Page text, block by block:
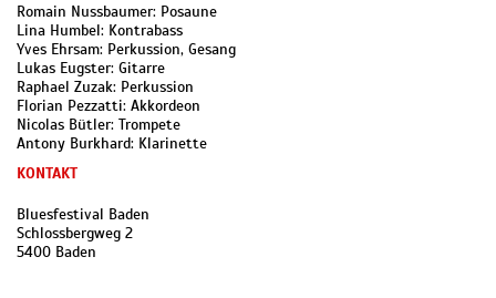
Romain Nussbaumer: Posaune
Lina Humbel: Kontrabass
Yves Ehrsam: Perkussion, Gesang
Lukas Eugster: Gitarre
Raphael Zuzak: Perkussion
Florian Pezzatti: Akkordeon
Nicolas Bütler: Trompete
Antony Burkhard: Klarinette
KONTAKT
Bluesfestival Baden
Schlossbergweg 2
5400 Baden